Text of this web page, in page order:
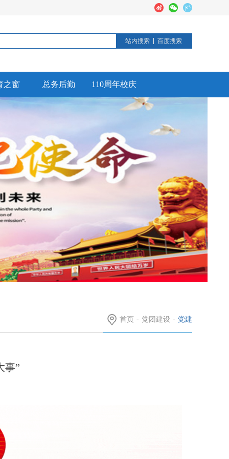
站内搜索 百度搜索
之窗 总务后勤 110周年校庆
首页 - 党团建设 - 党建
事”